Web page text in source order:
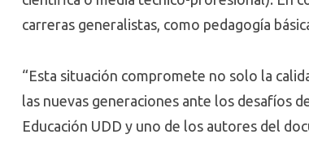
carreras generalistas, como pedagogía
“Esta situación compromete no solo la
las nuevas generaciones ante los desafíos
Educación UDD y uno de los autores del